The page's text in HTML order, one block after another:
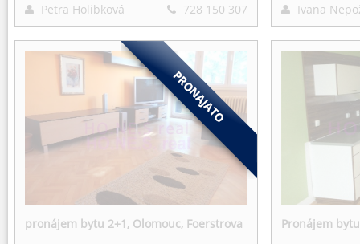
Petra Holibková
728 150 307
Ivana
pronájem bytu 2+1, Olomouc, Foerstrova Pronájem